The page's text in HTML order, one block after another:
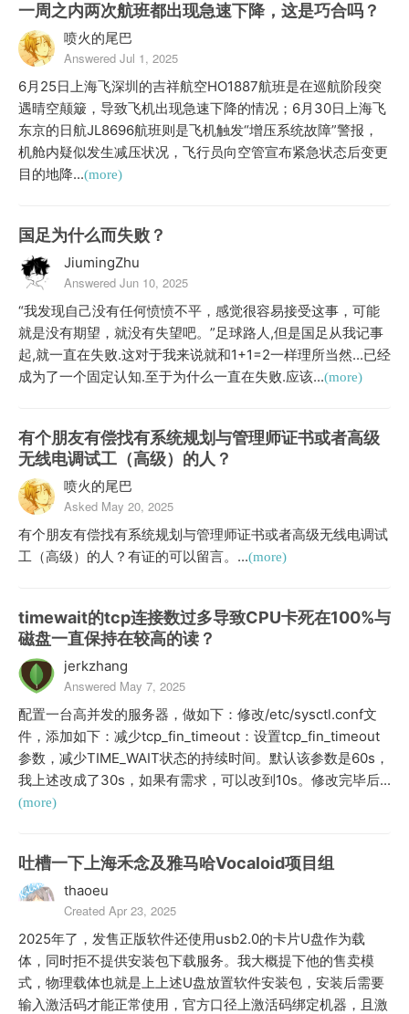
一周之内两次航班都出现急速下降，这是巧合吗？
喷火的尾巴
Answered Jul 1, 2025
6月25日上海飞深圳的吉祥航空HO1887航班是在巡航阶段突
遇晴空颠簸，导致飞机出现急速下降的情况；6月30日上海飞
东京的日航JL8696航班则是飞机触发“增压系统故障”警报，
机舱内疑似发生减压状况，飞行员向空管宣布紧急状态后变更
目的地降...(more)
国足为什么而失败？
JiumingZhu
Answered Jun 10, 2025
“我发现自己没有任何愤愤不平，感觉很容易接受这事，可能
就是没有期望，就没有失望吧。”足球路人,但是国足从我记事
起,就一直在失败.这对于我来说就和1+1=2一样理所当然...已经
成为了一个固定认知.至于为什么一直在失败.应该...(more)
有个朋友有偿找有系统规划与管理师证书或者高级
无线电调试工（高级）的人？
喷火的尾巴
Asked May 20, 2025
有个朋友有偿找有系统规划与管理师证书或者高级无线电调试
工（高级）的人？有证的可以留言。...(more)
timewait的tcp连接数过多导致CPU卡死在100%与
磁盘一直保持在较高的读？
jerkzhang
Answered May 7, 2025
配置一台高并发的服务器，做如下：修改/etc/sysctl.conf文
件，添加如下：减少tcp_fin_timeout：设置tcp_fin_timeout
参数，减少TIME_WAIT状态的持续时间。默认该参数是60s，
我上述改成了30s，如果有需求，可以改到10s。修改完毕后...
(more)
吐槽一下上海禾念及雅马哈Vocaloid项目组
thaoeu
Created Apr 23, 2025
2025年了，发售正版软件还使用usb2.0的卡片U盘作为载
体，同时拒不提供安装包下载服务。我大概提下他的售卖模
式，物理载体也就是上上述U盘放置软件安装包，安装后需要
输入激活码才能正常使用，官方口径上激活码绑定机器，且激